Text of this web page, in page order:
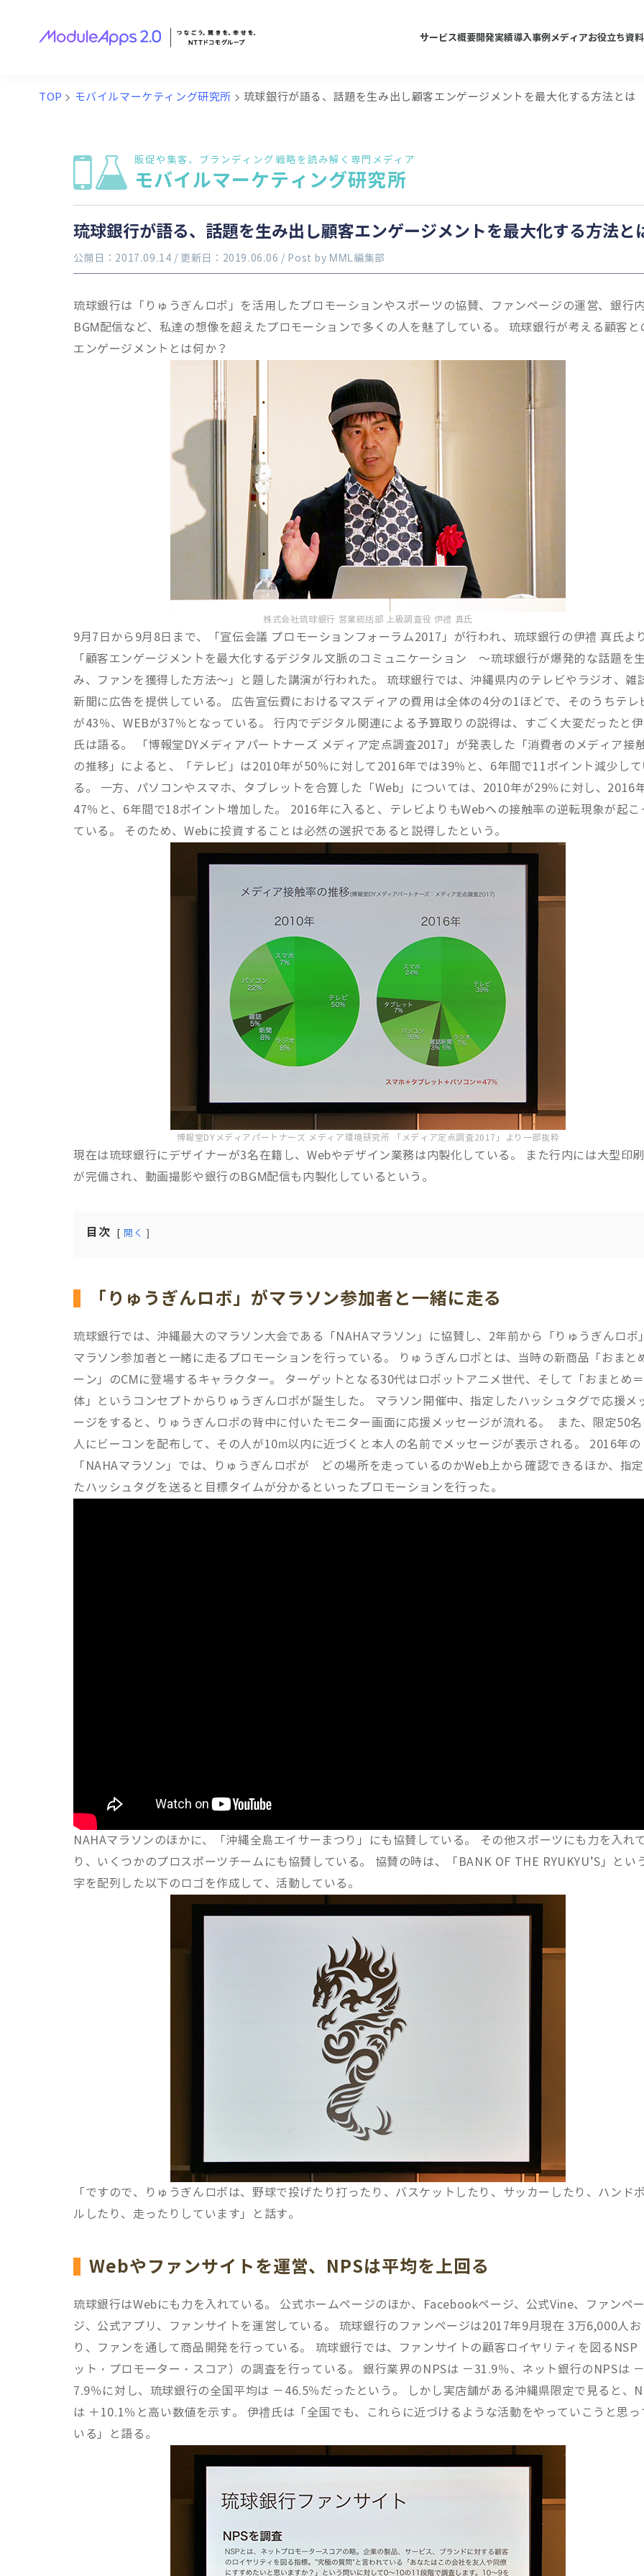
サービス概要開発実績導入事例 メディアお役立ち資料
TOP > モバイルマーケティング研究所 > 琉球銀行が語る、話題を生み出し顧客エンゲージメントを最大化する方法とは
販促や集客、ブランディング戦略を読み解く専門メディア
モバイルマーケティング研究所
琉球銀行が語る、話題を生み出し顧客エンゲージメントを最大化する方法と
公開日：2017.09.14 / 更新日：2019.06.06 / Post by MML編集部
琉球銀行は「りゅうぎんロボ」を活用したプロモーションやスポーツの協賛、ファンページの運営、銀行
BGM配信など、私達の想像を超えたプロモーションで多くの人を魅了している。 琉球銀行が考える顧客と
エンゲージメントとは何か？
株式会社琉球銀行 営業統括部 上級調査役 伊禮 真氏
9月7日から9月8日まで、「宣伝会議 プロモーションフォーラム2017」が行われ、琉球銀行の伊禮 真氏より
「顧客エンゲージメントを最大化するデジタル文脈のコミュニケーション ～琉球銀行が爆発的な話題を生
み、ファンを獲得した方法～」と題した講演が行われた。 琉球銀行では、沖縄県内のテレビやラジオ、雑
新聞に広告を提供している。 広告宣伝費におけるマスディアの費用は全体の4分の1ほどで、そのうちテレ
が43％、WEBが37％となっている。 行内でデジタル関連による予算取りの説得は、すごく大変だったと
氏は語る。 「博報堂DYメディアパートナーズ メディア定点調査2017」が発表した「消費者のメディア接
の推移」によると、「テレビ」は2010年が50％に対して2016年では39％と、6年間で11ポイント減少して
る。 一方、パソコンやスマホ、タブレットを合算した「Web」については、2010年が29％に対し、2016
47％と、6年間で18ポイント増加した。 2016年に入ると、テレビよりもWebへの接触率の逆転現象が起こ
ている。 そのため、Webに投資することは必然の選択であると説得したという。
博報堂DYメディアパートナーズ メディア環境研究所 「メディア定点調査2017」より一部抜粋
現在は琉球銀行にデザイナーが3名在籍し、Webやデザイン業務は内製化している。 また行内には大型印
が完備され、動画撮影や銀行のBGM配信も内製化しているという。
目次 開く
「りゅうぎんロボ」がマラソン参加者と一緒に走る
琉球銀行では、沖縄最大のマラソン大会である「NAHAマラソン」に協賛し、2年前から「りゅうぎんロボ
マラソン参加者と一緒に走るプロモーションを行っている。 りゅうぎんロボとは、当時の新商品「おまと
ーン」のCMに登場するキャラクター。 ターゲットとなる30代はロボットアニメ世代、そして「おまとめ
体」というコンセプトからりゅうぎんロボが誕生した。 マラソン開催中、指定したハッシュタグで応援メ
ージをすると、りゅうぎんロボの背中に付いたモニター画面に応援メッセージが流れる。 また、限定50名
人にビーコンを配布して、その人が10m以内に近づくと本人の名前でメッセージが表示される。 2016年の
「NAHAマラソン」では、りゅうぎんロボが どの場所を走っているのかWeb上から確認できるほか、指
たハッシュタグを送ると目標タイムが分かるといったプロモーションを行った。
NAHAマラソンのほかに、「沖縄全島エイサーまつり」にも協賛している。 その他スポーツにも力を入れ
り、いくつかのプロスポーツチームにも協賛している。 協賛の時は、「BANK OF THE RYUKYU’S」とい
字を配列した以下のロゴを作成して、活動している。
「ですので、りゅうぎんロボは、野球で投げたり打ったり、バスケットしたり、サッカーしたり、ハンド
ルしたり、走ったりしています」と話す。
Webやファンサイトを運営、NPSは平均を上回る
琉球銀行はWebにも力を入れている。 公式ホームページのほか、Facebookページ、公式Vine、ファンペー
ジ、公式アプリ、ファンサイトを運営している。 琉球銀行のファンページは2017年9月現在 3万6,000人お
り、ファンを通して商品開発を行っている。 琉球銀行では、ファンサイトの顧客ロイヤリティを図るNSP
ット・プロモーター・スコア）の調査を行っている。 銀行業界のNPSは －31.9％、ネット銀行のNPSは －
7.9％に対し、琉球銀行の全国平均は －46.5％だったという。 しかし実店舗がある沖縄県限定で見ると、
は ＋10.1％と高い数値を示す。 伊禮氏は「全国でも、これらに近づけるような活動をやっていこうと思っ
いる」と語る。